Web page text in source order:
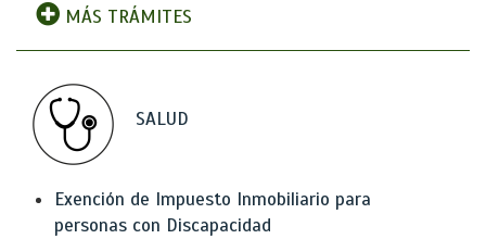
MÁS TRÁMITES
SALUD
Exención de Impuesto Inmobiliario para
personas con Discapacidad